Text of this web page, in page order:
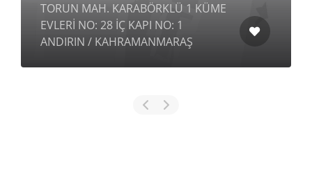
TORUN MAH. KARABÖRKLÜ 1 KÜME
EVLERİ NO: 28 İÇ KAPI NO: 1
ANDIRIN / KAHRAMANMARAŞ